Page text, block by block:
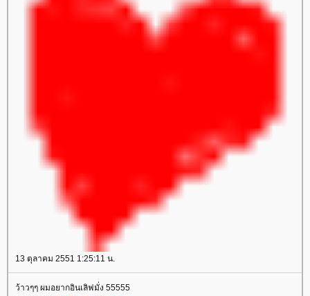
13 ตุลาคม 2551 1:25:11 น.
ว้าวๆๆ ผมอยากอินเลิฟมั่ง 55555